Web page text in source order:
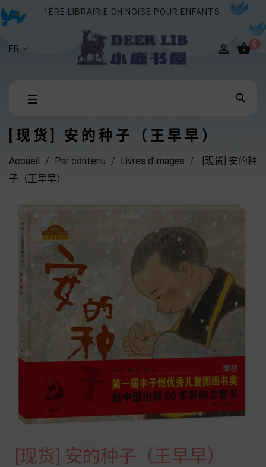
1ÈRE LIBRAIRIE CHINOISE POUR ENFANTS.
FR  0
Basculer
☰ 
[现货] 安的种子（王早早）
Accueil Par contenu Livres d'images
[现货] 安的种
子（王早早）
[现货] 安的种子（王早早）